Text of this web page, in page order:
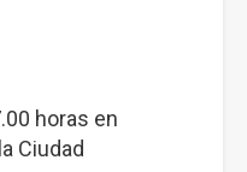
horas en
Ciudad